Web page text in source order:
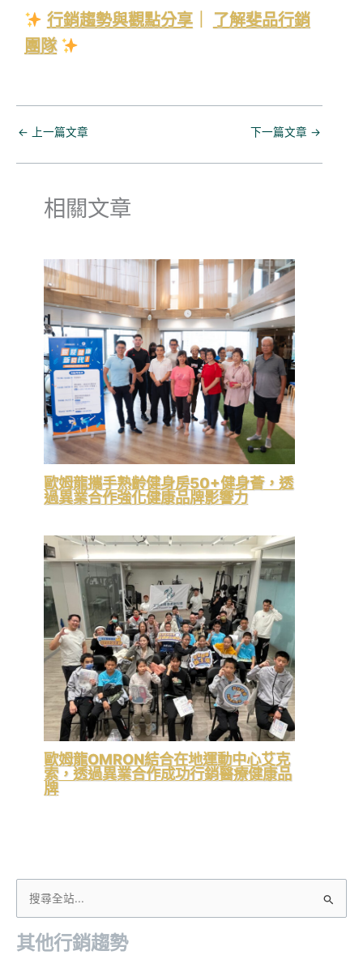
行銷趨勢與觀點分享｜ 了解斐品行銷
團隊
← 上一篇文章 下一篇文章 →
相關文章
歐姆龍攜手熟齡健身房50+健身薈，透
過異業合作強化健康品牌影響力
歐姆龍OMRON結合在地運動中心艾克
索，透過異業合作成功行銷醫療健康品
牌
關
其他行銷趨勢